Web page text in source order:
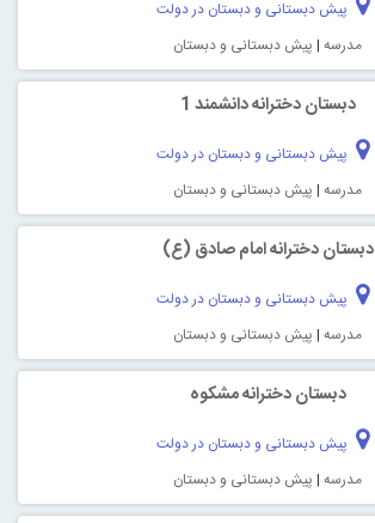
پیش دبستانی و دبستان در دولت
مدرسه | پیش دبستانی و دبستان
دبستان دخترانه دانشمند 1
پیش دبستانی و دبستان در دولت
مدرسه | پیش دبستانی و دبستان
دبستان دخترانه امام صادق (ع)
پیش دبستانی و دبستان در دولت
مدرسه | پیش دبستانی و دبستان
دبستان دخترانه مشکوه
پیش دبستانی و دبستان در دولت
مدرسه | پیش دبستانی و دبستان